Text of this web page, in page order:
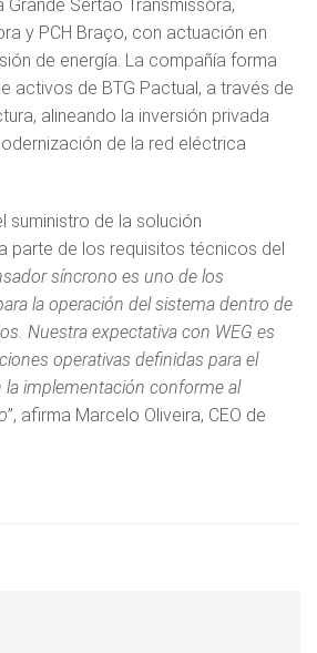
Grande Sertão Transmissora,
y PCH Braço, con actuación en
de energía. La compañía forma
activos de BTG Pactual, a través de
alineando la inversión privada
de la red eléctrica
suministro de la solución
parte de los requisitos técnicos del
síncrono es uno de los
la operación del sistema dentro de
Nuestra expectativa con WEG es
operativas definidas para el
la implementación conforme al
”, afirma Marcelo Oliveira, CEO de